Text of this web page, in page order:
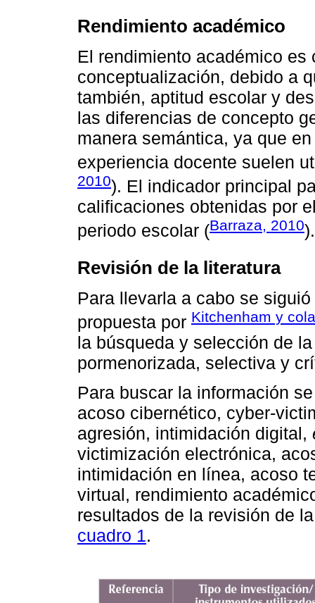
Rendimiento académico
El rendimiento académico es
conceptualización, debido a
también, aptitud escolar y
las diferencias de concepto
manera semántica, ya que
experiencia docente suelen
2010). El indicador principal
calificaciones obtenidas por
periodo escolar (Barraza, 2010).
Revisión de la literatura
Para llevarla a cabo se
propuesta por Kitchenham y
la búsqueda y selección de
pormenorizada, selectiva y
Para buscar la información
acoso cibernético, cyber-
agresión, intimidación digital,
victimización electrónica,
intimidación en línea, acoso
virtual, rendimiento
resultados de la revisión de
cuadro 1.